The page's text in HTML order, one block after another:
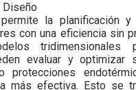
Diseño
permite la planificación
con una eficiencia sin
tridimensionales
evaluar y optimizar
protecciones
más efectiva. Esto se